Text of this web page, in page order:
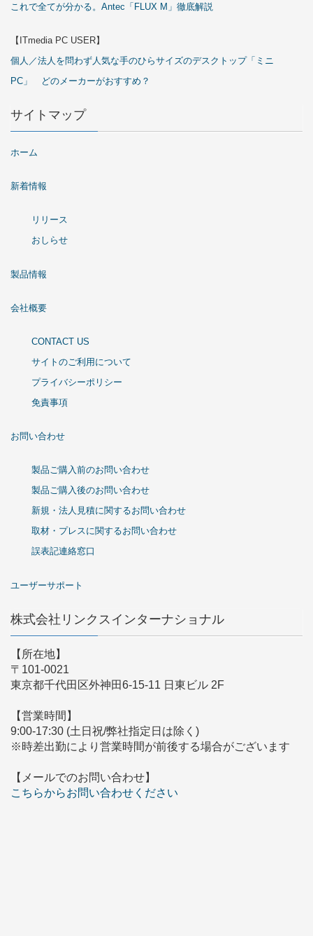
これで全てが分かる。Antec「FLUX M」徹底解説
【ITmedia PC USER】
個人／法人を問わず人気な手のひらサイズのデスクトップ「ミニ
PC」 どのメーカーがおすすめ？
サイトマップ
ホーム
新着情報
リリース
おしらせ
製品情報
会社概要
CONTACT US
サイトのご利用について
プライバシーポリシー
免責事項
お問い合わせ
製品ご購入前のお問い合わせ
製品ご購入後のお問い合わせ
新規・法人見積に関するお問い合わせ
取材・プレスに関するお問い合わせ
誤表記連絡窓口
ユーザーサポート
株式会社リンクスインターナショナル
【所在地】
〒101-0021
東京都千代田区外神田6-15-11 日東ビル 2F
【営業時間】
9:00-17:30 (土日祝/弊社指定日は除く)
※時差出勤により営業時間が前後する場合がございます
【メールでのお問い合わせ】
こちらからお問い合わせください